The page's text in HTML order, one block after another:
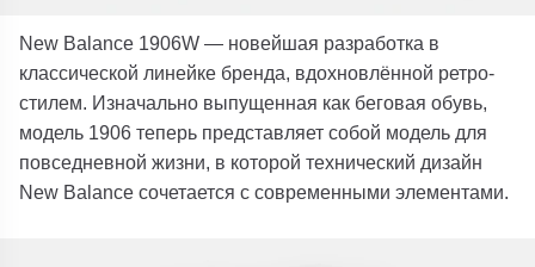
New Balance 1906W — новейшая разработка в
классической линейке бренда, вдохновлённой ретро-
стилем. Изначально выпущенная как беговая обувь,
модель 1906 теперь представляет собой модель для
повседневной жизни, в которой технический дизайн
New Balance сочетается с современными элементами.